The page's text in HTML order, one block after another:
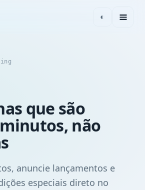
◐
que são
não
anuncie lançamentos e
especiais direto no